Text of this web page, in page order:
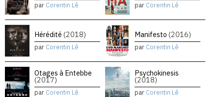
par Corentin Lê par Corentin Lê
Hérédité (2018)
par Corentin Lê
Manifesto (2016)
par Corentin Lê
Otages à Entebbe
(2017)
par Corentin Lê
Psychokinesis
(2018)
par Corentin Lê